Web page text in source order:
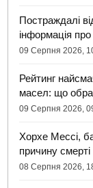
Постраждалі
інформація
09 Серпня 2026,
Рейтинг
масел: що
09 Серпня 2026,
Хорхе Мессі,
причину смерті
08 Серпня 2026,